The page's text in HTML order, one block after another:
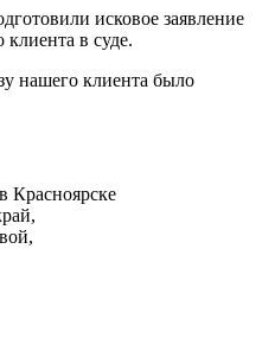
исковое заявление
в суде.
нашего клиента было